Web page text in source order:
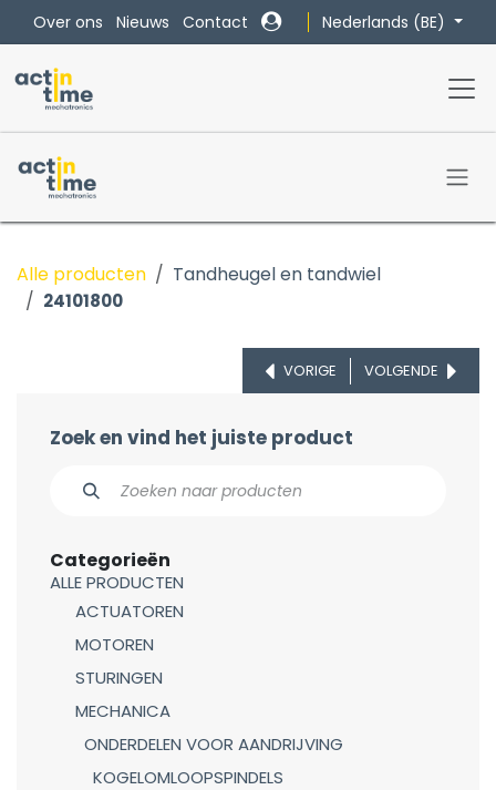
Overslaan naar inhoud
Over ons Nieuws Contact Nederlands (BE)
Alle producten Tandheugel en tandwiel
24101800
VORIGE VOLGENDE
Zoek en vind het juiste product
Categorieën
ALLE PRODUCTEN
ACTUATOREN
MOTOREN
STURINGEN
MECHANICA
ONDERDELEN VOOR AANDRIJVING
KOGELOMLOOPSPINDELS